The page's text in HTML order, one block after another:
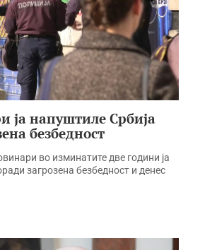
ја напуштиле Србија
безбедност
во изминатите две години ја
загрозена безбедност и денес